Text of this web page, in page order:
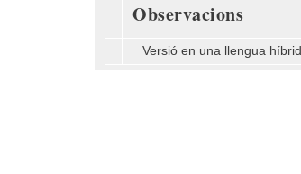
Observacions
Versió en una llengua